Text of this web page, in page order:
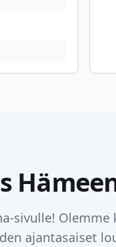
-sivulle! Olemme
ajantasaiset